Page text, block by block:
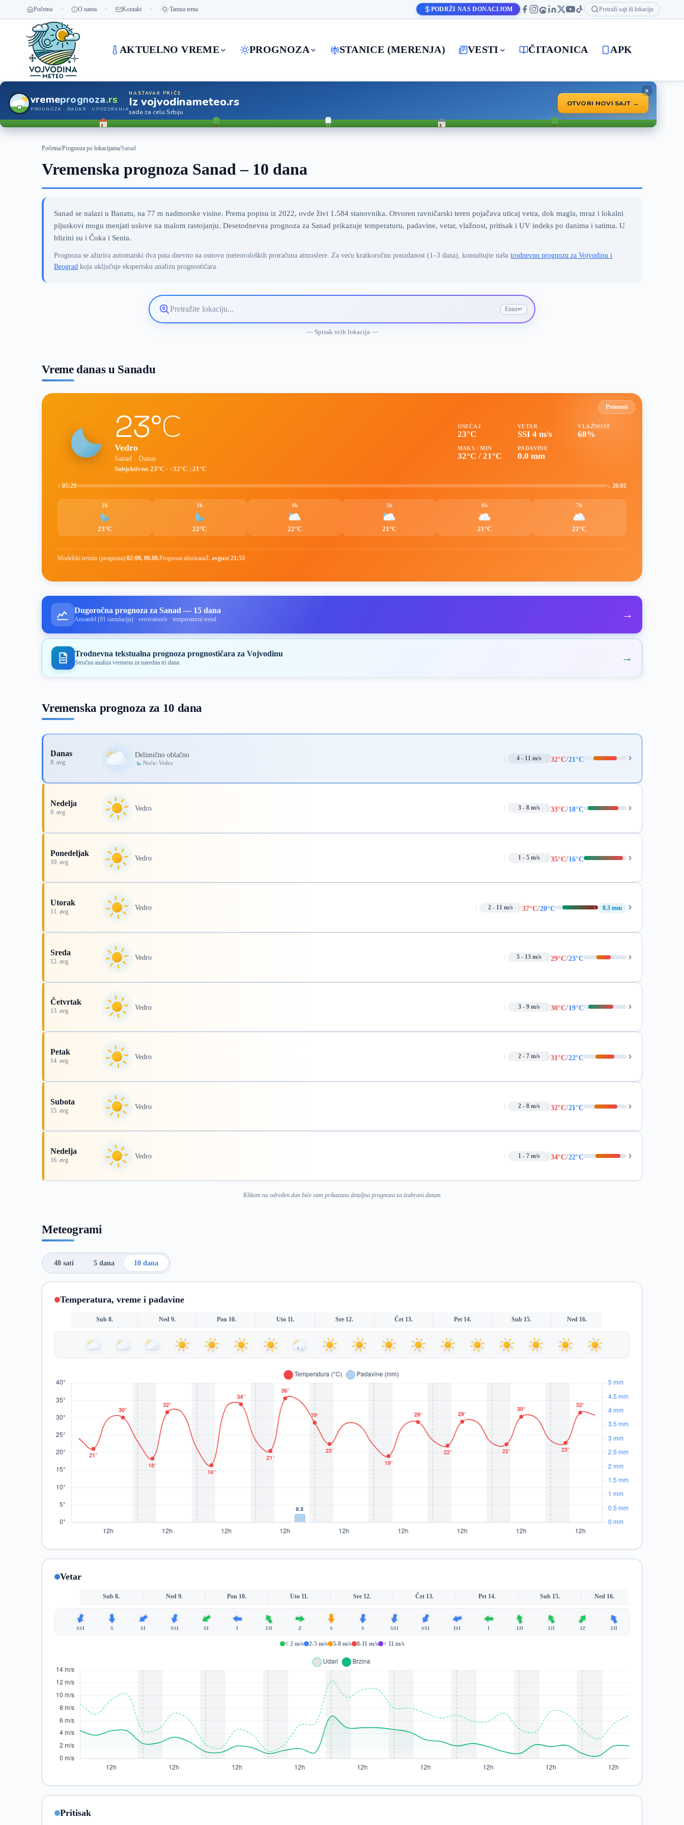
Početna O nama Kontakt Tamna tema PODRŽI NAS DONACIJOM Pretraži sajt ili lokaciju
AKTUELNO VREME PROGNOZA STANICE (MERENJA) VESTI ČITAONICA APK
vremeprognoza.rs
PROGNOZA · RADAR · UPOZORENJA
NASTAVAK PRIČE
Iz vojvodinameteo.rs
sada za celu Srbiju
OTVORI NOVI SAJT →
×
Početna/Prognoza po lokacijama/Sanad
Vremenska prognoza Sanad – 10 dana
Sanad se nalazi u Banatu, na 77 m nadmorske visine. Prema popisu iz 2022, ovde živi 1.584 stanovnika. Otvoren ravničarski teren pojačava uticaj vetra, dok magla, mraz i lokalni
pljuskovi mogu menjati uslove na malom rastojanju. Desetodnevna prognoza za Sanad prikazuje temperaturu, padavine, vetar, vlažnost, pritisak i UV indeks po danima i satima. U
blizini su i Čoka i Senta.
Prognoza se ažurira automatski dva puta dnevno na osnovu meteoroloških proračuna atmosfere. Za veću kratkoročnu pouzdanost (1–3 dana), konsultujte našutrodnevnu prognozu za Vojvodinu i
Beograd koja uključuje ekspertsku analizu prognostičara.
Pretražite
lokaciju
Enter↵
— Spisak svih lokacija —
Vreme danas u Sanadu
Promeni
23°C
Vedro
Sanad · Danas
Subjektivno 23°C · ↑32°C ↓21°C
OSEĆAJ
23°C
VETAR
SSI 4 m/s
VLAŽNOST
68%
MAKS / MIN
32°C / 21°C
PADAVINE
0.0 mm
↑ 05:29 ↓ 20:01
2h
23°C
3h
22°C
4h
22°C
5h
21°C
6h
21°C
7h
22°C
Modelski termin (prognoza):02:00, 08.08.Prognoza ažurirana7. avgust 21:53
Dugoročna prognoza za Sanad — 15 dana
Ansambl (91 simulacija) · verovatnoće · temperaturni trend →
Trodnevna tekstualna prognoza prognostičara za Vojvodinu
Stručna analiza vremena za naredna tri dana →
Vremenska prognoza za 10 dana
Danas
8. avg
Delimično oblačno
Noću: Vedro
4 - 11 m/s 32°C/21°C
Nedelja
9. avg Vedro 3 - 8 m/s 33°C/18°C
Ponedeljak
10. avg Vedro 1 - 5 m/s 35°C/16°C
Utorak
11. avg Vedro 2 - 11 m/s 37°C/20°C 0.3 mm
Sreda
12. avg Vedro 5 - 13 m/s 29°C/23°C
Četvrtak
13. avg Vedro 3 - 9 m/s 30°C/19°C
Petak
14. avg Vedro 2 - 7 m/s 31°C/22°C
Subota
15. avg Vedro 2 - 8 m/s 32°C/21°C
Nedelja
16. avg Vedro 1 - 7 m/s 34°C/22°C
Klikom na određen dan biće vam prikazana detaljna prognoza za izabrani datum
Meteogrami
48 sati 5 dana 10 dana
Temperatura, vreme i padavine
Sub 8. Ned 9. Pon 10. Uto 11. Sre 12. Čet 13. Pet 14. Sub 15. Ned 16.
Vetar
Sub 8. Ned 9. Pon 10. Uto 11. Sre 12. Čet 13. Pet 14. Sub 15. Ned 16.
SSI S SI SSI SI I JJI Z S S SSI SSI ISI I JJI JJI JZ JJI
< 2 m/s 2-5 m/s 5-8 m/s 8-11 m/s > 11 m/s
Pritisak